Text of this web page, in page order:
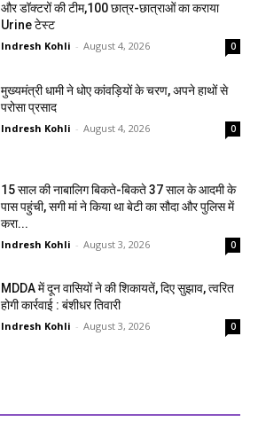
और डॉक्टरों की टीम,100 छात्र-छात्राओं का कराया
Urine टेस्ट
Indresh Kohli - August 4, 2026 0
मुख्यमंत्री धामी ने धोए कांवड़ियों के चरण, अपने हाथों से
परोसा प्रसाद
Indresh Kohli - August 4, 2026 0
15 साल की नाबालिग बिकते-बिकते 37 साल के आदमी के
पास पहुंची, सगी मां ने किया था बेटी का सौदा और पुलिस में
करा...
Indresh Kohli - August 3, 2026 0
MDDA में दून वासियों ने की शिकायतें, दिए सुझाव, त्वरित
होगी कार्रवाई : बंशीधर तिवारी
Indresh Kohli - August 3, 2026 0